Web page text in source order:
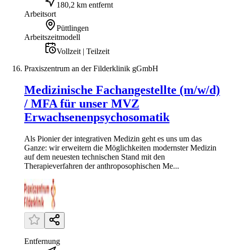
180,2 km entfernt
Arbeitsort
Püttlingen
Arbeitszeitmodell
Vollzeit | Teilzeit
Praxiszentrum an der Filderklinik gGmbH
Medizinische Fachangestellte (m/w/d)
/ MFA für unser MVZ
Erwachsenenpsychosomatik
Als Pionier der integrativen Medizin geht es uns um das
Ganze: wir erweitern die Möglichkeiten modernster Medizin
auf dem neuesten technischen Stand mit den
Therapieverfahren der anthroposophischen Me...
Entfernung